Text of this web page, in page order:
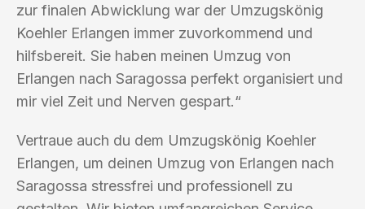
zur finalen Abwicklung war der Umzugskönig
Koehler Erlangen immer zuvorkommend und
hilfsbereit. Sie haben meinen Umzug von
Erlangen nach Saragossa perfekt organisiert und
mir viel Zeit und Nerven gespart.“
Vertraue auch du dem Umzugskönig Koehler
Erlangen, um deinen Umzug von Erlangen nach
Saragossa stressfrei und professionell zu